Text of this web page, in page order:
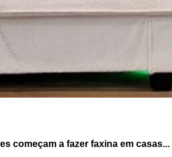
começam a fazer faxina em casas...